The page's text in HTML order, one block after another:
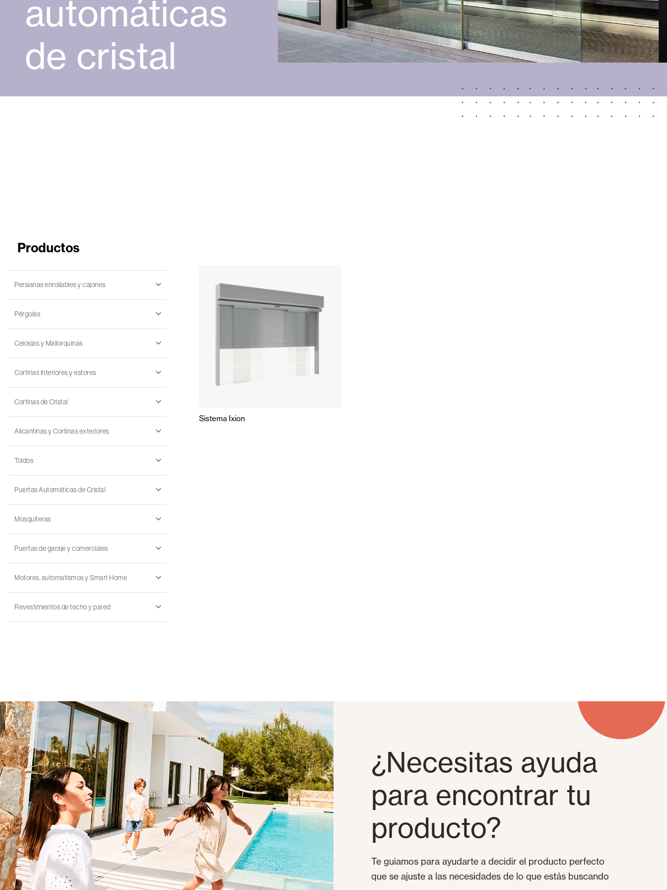
Cortinas de Cristal Alicantinas y Cortinas exteriores Toldos Puertas Automáticas de Cristal
Motores, automatismos y Smart Home Revestimientos de techo y pared
automáticas
de cristal
Productos
Persianas enrollables y cajones
Pérgolas
Celosias y Mallorquinas
Cortinas interiores y estores
Cortinas de Cristal
Alicantinas y Cortinas exteriores
Toldos
Puertas Automáticas de Cristal
Mosquiteras
Puertas de garaje y comerciales
Motores, automatismos y Smart Home
Revestimientos de techo y pared
Sistema Ixion
¿Necesitas ayuda
para encontrar tu
producto?
Te guiamos para ayudarte a decidir el producto perfecto
que se ajuste a las necesidades de lo que estás buscando